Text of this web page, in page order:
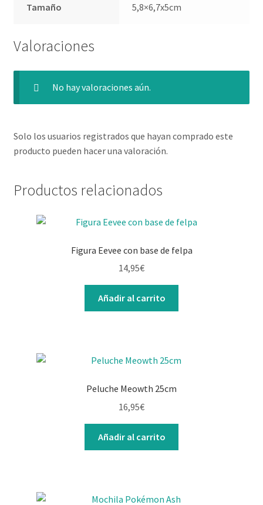
Tamaño 5,8×6,7x5cm
Valoraciones
No hay valoraciones aún.
Solo los usuarios registrados que hayan comprado este
producto pueden hacer una valoración.
Productos relacionados
Figura Eevee con base de felpa
14,95€
Añadir al carrito
Peluche Meowth 25cm
16,95€
Añadir al carrito